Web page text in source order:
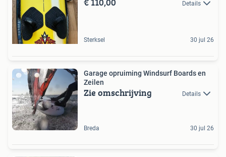
Details
Sterksel 30 jul 26
Garage opruiming Windsurf Boards en
Zeilen
Zie omschrijving Details
Breda 30 jul 26